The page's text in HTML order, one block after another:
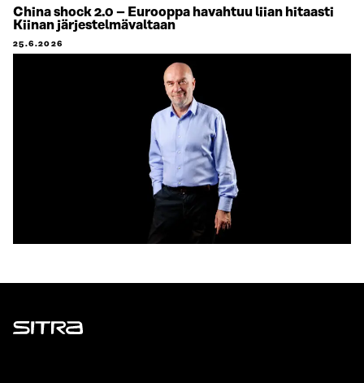
China shock 2.0 – Eurooppa havahtuu liian hitaasti
Kiinan järjestelmävaltaan
25.6.2026
Sitra